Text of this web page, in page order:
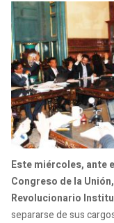
Este miércoles, ante
Congreso de la
Revolucionario
separarse de sus